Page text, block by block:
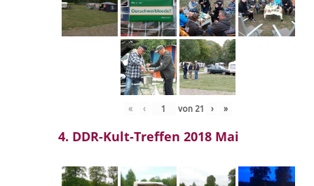
« ‹ von 21 › »
4. DDR-Kult-Treffen 2018 Mai